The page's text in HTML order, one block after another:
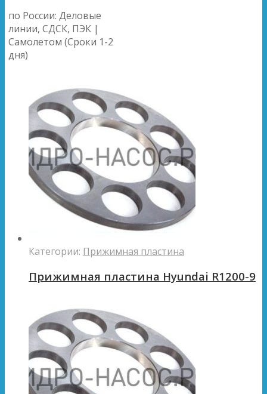
по России: Деловые
линии, СДСК, ПЭК |
Самолетом (Сроки 1-2
дня)
Категории: Прижимная пластина
Прижимная пластина Hyundai R1200-9